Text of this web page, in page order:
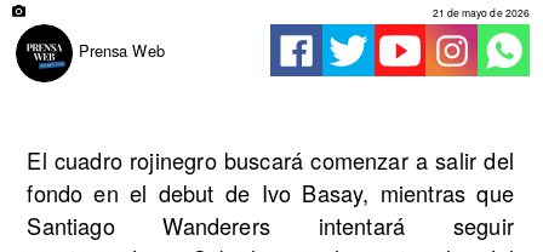
Prensa Web
21 de mayo de 2026
El cuadro rojinegro buscará comenzar a salir del
fondo en el debut de Ivo Basay, mientras que
Santiago Wanderers intentará seguir